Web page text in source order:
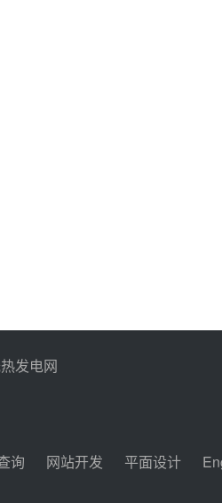
改造项目三元液态盐
中能建华中试研院中
能新疆100MW光热
发电网
询 网站开发 平面设计